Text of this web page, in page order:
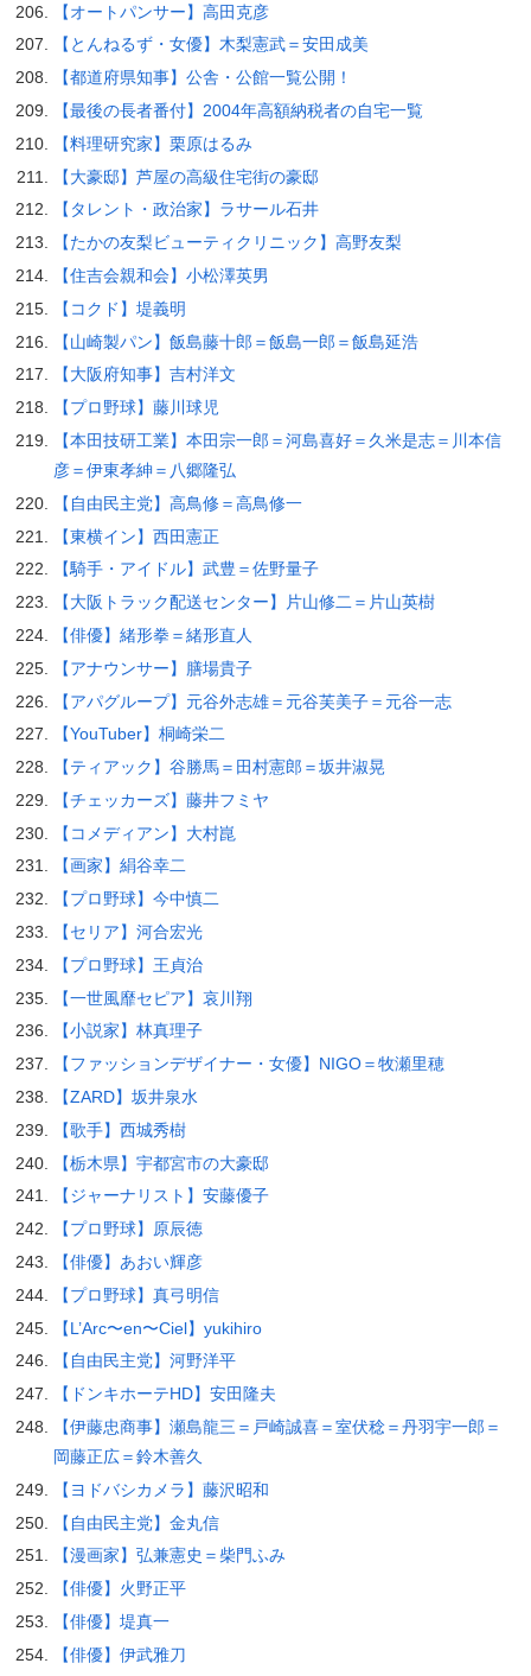
【オートパンサー】高田克彦
【とんねるず・女優】木梨憲武＝安田成美
【都道府県知事】公舎・公館一覧公開！
【最後の長者番付】2004年高額納税者の自宅一覧
【料理研究家】栗原はるみ
【大豪邸】芦屋の高級住宅街の豪邸
【タレント・政治家】ラサール石井
【たかの友梨ビューティクリニック】高野友梨
【住吉会親和会】小松澤英男
【コクド】堤義明
【山崎製パン】飯島藤十郎＝飯島一郎＝飯島延浩
【大阪府知事】吉村洋文
【プロ野球】藤川球児
【本田技研工業】本田宗一郎＝河島喜好＝久米是志＝川本信
彦＝伊東孝紳＝八郷隆弘
【自由民主党】高鳥修＝高鳥修一
【東横イン】西田憲正
【騎手・アイドル】武豊＝佐野量子
【大阪トラック配送センター】片山修二＝片山英樹
【俳優】緒形拳＝緒形直人
【アナウンサー】膳場貴子
【アパグループ】元谷外志雄＝元谷芙美子＝元谷一志
【YouTuber】桐崎栄二
【ティアック】谷勝馬＝田村憲郎＝坂井淑晃
【チェッカーズ】藤井フミヤ
【コメディアン】大村崑
【画家】絹谷幸二
【プロ野球】今中慎二
【セリア】河合宏光
【プロ野球】王貞治
【一世風靡セピア】哀川翔
【小説家】林真理子
【ファッションデザイナー・女優】NIGO＝牧瀬里穂
【ZARD】坂井泉水
【歌手】西城秀樹
【栃木県】宇都宮市の大豪邸
【ジャーナリスト】安藤優子
【プロ野球】原辰徳
【俳優】あおい輝彦
【プロ野球】真弓明信
【L’Arc〜en〜Ciel】yukihiro
【自由民主党】河野洋平
【ドンキホーテHD】安田隆夫
【伊藤忠商事】瀬島龍三＝戸崎誠喜＝室伏稔＝丹羽宇一郎＝
岡藤正広＝鈴木善久
【ヨドバシカメラ】藤沢昭和
【自由民主党】金丸信
【漫画家】弘兼憲史＝柴門ふみ
【俳優】火野正平
【俳優】堤真一
【俳優】伊武雅刀